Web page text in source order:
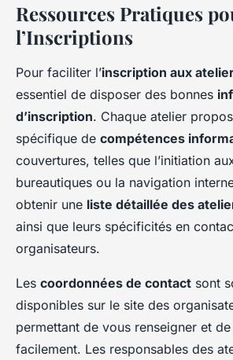
Ressources Pratiques
l’Inscriptions
Pour faciliter l’inscription aux
essentiel de disposer des bonnes
d’inscription. Chaque atelier
spécifique de compétences
couvertures, telles que l’initiation
bureautiques ou la navigation
obtenir une liste détaillée des
ainsi que leurs spécificités en
organisateurs.
Les coordonnées de contact sont
disponibles sur le site des
permettant de vous renseigner et
facilement. Les responsables des